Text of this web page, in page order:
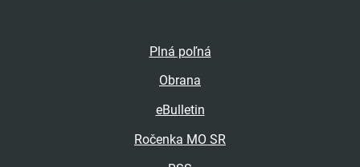
Plná poľná
Obrana
eBulletin
Ročenka MO SR